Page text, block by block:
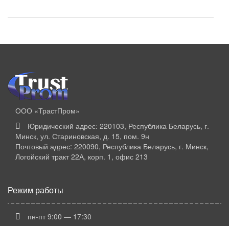
ООО «ТрастПром»
Юридический адрес: 220103, Республика Беларусь, г.
Минск, ул. Стариновская, д. 15, пом. 9н
Почтовый адрес: 220090, Республика Беларусь, г. Минск,
Логойский тракт 22А, корп. 1, офис 213
Режим работы
пн-пт 9:00 — 17:30